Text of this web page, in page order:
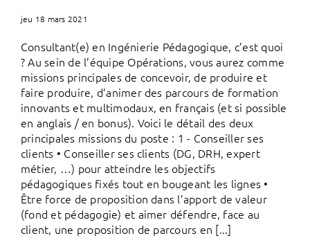
jeu 18 mars 2021
Consultant(e) en Ingénierie Pédagogique, c’est quoi
? Au sein de l’équipe Opérations, vous aurez comme
missions principales de concevoir, de produire et
faire produire, d’animer des parcours de formation
innovants et multimodaux, en français (et si possible
en anglais / en bonus). Voici le détail des deux
principales missions du poste : 1 - Conseiller ses
clients • Conseiller ses clients (DG, DRH, expert
métier, …) pour atteindre les objectifs
pédagogiques fixés tout en bougeant les lignes •
Être force de proposition dans l’apport de valeur
(fond et pédagogie) et aimer défendre, face au
client, une proposition de parcours en [...]